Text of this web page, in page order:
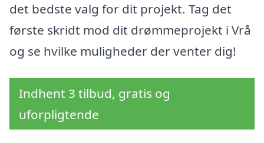
det bedste valg for dit projekt. Tag det
første skridt mod dit drømmeprojekt i Vrå
og se hvilke muligheder der venter dig!
Indhent 3 tilbud, gratis og
uforpligtende